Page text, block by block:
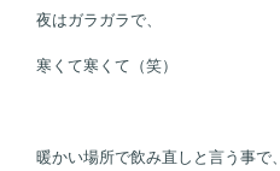
夜はガラガラで、
寒くて寒くて（笑）
暖かい場所で飲み直しと言う事で、